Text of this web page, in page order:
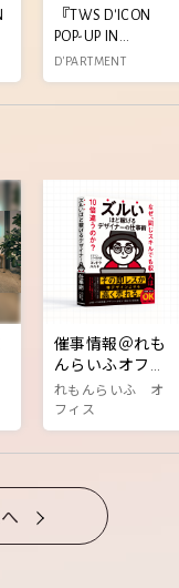
『TWS D'ICON
POP-UP IN
TOKYO』東急プ
ラザ連動イベン
D'PARTMENT
催事情報＠れも
んらいふオフィ
ス前特設会場
【書籍『ズルい
ほど稼げるデザ
イナーの仕事
ント】
れもんらいふ オ
フィス